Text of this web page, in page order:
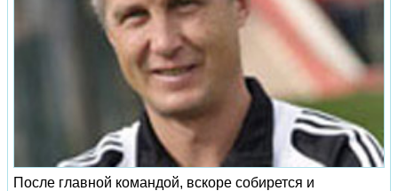
После главной командой, вскоре собирется и